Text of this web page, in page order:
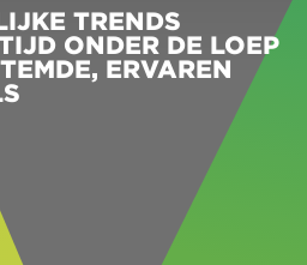
TRENDS
ONDER DE LOEP
ERVAREN